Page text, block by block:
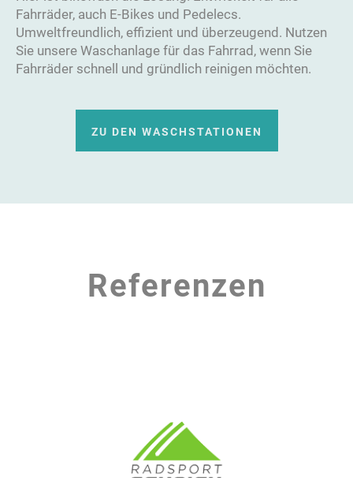
Fahrräder, auch E-Bikes und Pedelecs.
Umweltfreundlich, effizient und überzeugend. Nutzen
Sie unsere Waschanlage für das Fahrrad, wenn Sie
Fahrräder schnell und gründlich reinigen möchten.
ZU DEN WASCHSTATIONEN
Referenzen